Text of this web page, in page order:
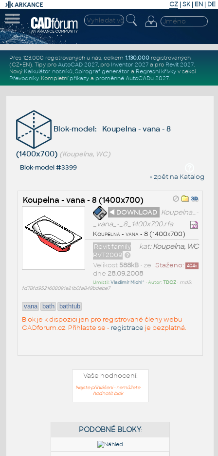
CZ | SK| EN | DE
Přes 123.000 registrovaných u nás, celkem 1.130.000registrovaných
(CZ+EN). Tipy pro AutoCAD 2027, pro Inventor 2027a pro Revit 2027.
Nový Kalkulátor nosníků, Spirograf generátor a Regresní křivkyv sekci
Převodníky. Kompletní příkazya proměnné AutoCADu 2027.
Blok-model: Koupelna - vana - 8
(1400x700) (Koupelna, WC)
Blok-model #3399
« zpět na Katalog
Koupelna - vana - 8 (1400x700)
◄ DOWNLOAD Koupelna_-
_vana_-_8_1400x700.rfa
Koupelna - vana - 8 (1400x700)
kat:Koupelna, WC
Revit family
RVT2009
Staženo: 404x
Velikost 588kB• ze
dne 28.09.2008
Umístil:Vladimír Michl^ • Autor:TDCZ• md5:
fd78fd9521608091e21b0fa849bdebe7
vana bath bathtub
Blok je k dispozici jen pro registrované členy webu
CADforum.cz. Přihlaste se - registrace je bezplatná.
Vaše hodnocení:
Nejste přihlášeni - nemůžete
hodnotit blok